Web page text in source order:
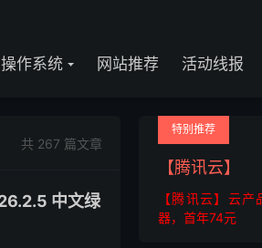
操作系统 网站推荐 活动线报
共 267 篇文章
中文绿
特别推荐
【腾讯云】
【腾讯云】云
器，首年74元